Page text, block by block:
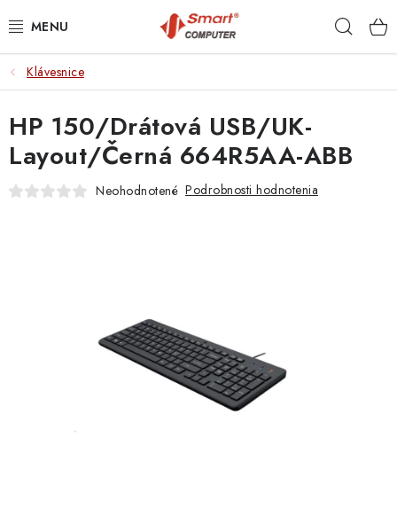
na
NOTEBOOKY
MOBILNÉ ZARIADENIA
PC A KOMPONENTY
ELEKTRONIKA
Klávesnice
HP 150/Drátová USB/UK-
Layout/Černá 664R5AA-ABB
Neohodnotené Podrobnosti hodnotenia